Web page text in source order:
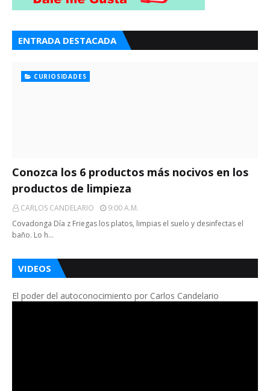
ENTRADA DESTACADA
CURIOSIDADES
Conozca los 6 productos más nocivos en los
productos de limpieza
CARLOS CANDELARIO
9:00 A.m.
Covadonga Día z Friegas los platos, limpias el suelo y desinfectas el
baño. Lo h…
VIDEOS
El poder del autoconocimiento por Carlos Candelario